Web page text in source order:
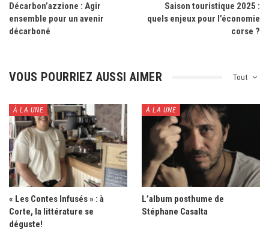
Décarbon’azzione : Agir
ensemble pour un avenir
décarboné
Saison touristique 2025 :
quels enjeux pour l’économie
corse ?
Tout
VOUS POURRIEZ AUSSI AIMER
À LA UNE
« Les Contes Infusés » : à
Corte, la littérature se
déguste!
À LA UNE
L’album posthume de
Stéphane Casalta